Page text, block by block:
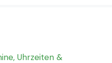
Uhrzeiten &